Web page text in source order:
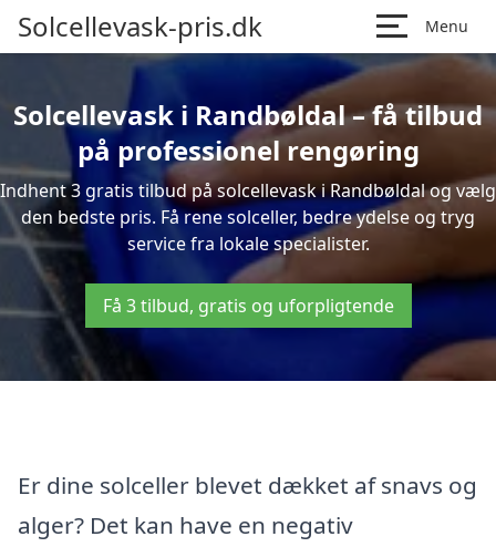
Solcellevask-pris.dk Menu
Solcellevask i Randbøldal – få tilbud
på professionel rengøring
Indhent 3 gratis tilbud på solcellevask i Randbøldal og vælg
den bedste pris. Få rene solceller, bedre ydelse og tryg
service fra lokale specialister.
Få 3 tilbud, gratis og uforpligtende
Er dine solceller blevet dækket af snavs og
alger? Det kan have en negativ